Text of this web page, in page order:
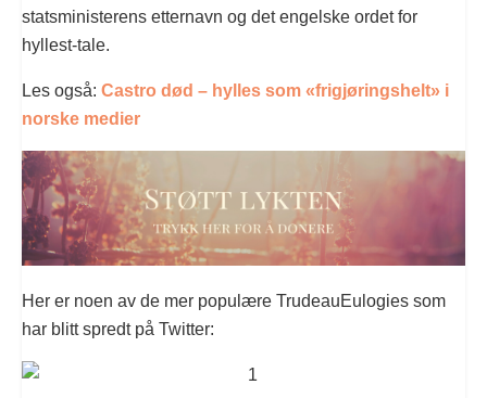
statsministerens etternavn og det engelske ordet for
hyllest-tale.
Les også: Castro død – hylles som «frigjøringshelt» i
norske medier
Her er noen av de mer populære TrudeauEulogies som
har blitt spredt på Twitter: